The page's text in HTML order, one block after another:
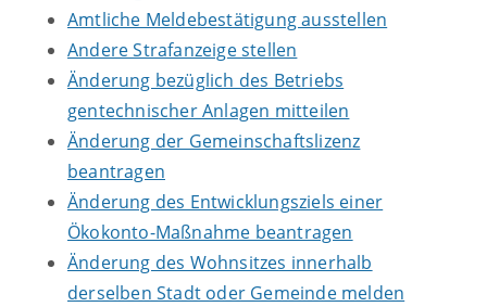
Amtliche Meldebestätigung ausstellen
Andere Strafanzeige stellen
Änderung bezüglich des Betriebs
gentechnischer Anlagen mitteilen
Änderung der Gemeinschaftslizenz
beantragen
Änderung des Entwicklungsziels einer
Ökokonto-Maßnahme beantragen
Änderung des Wohnsitzes innerhalb
derselben Stadt oder Gemeinde melden